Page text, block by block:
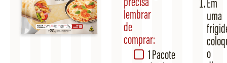
lembrar
de
comprar:
1 Pacote
Em
uma
o